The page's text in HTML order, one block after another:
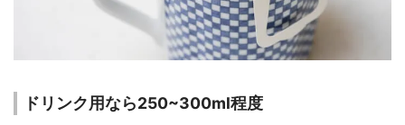
ドリンク用なら250~300ml程度